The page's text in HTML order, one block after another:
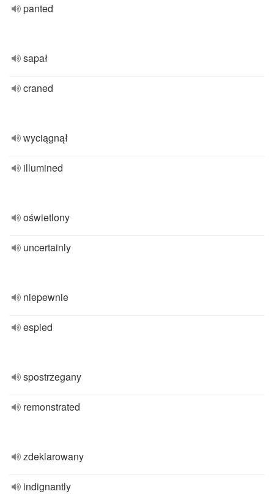
panted
sapał
craned
wyciągnął
illumined
oświetlony
uncertainly
niepewnie
espied
spostrzegany
remonstrated
zdeklarowany
indignantly